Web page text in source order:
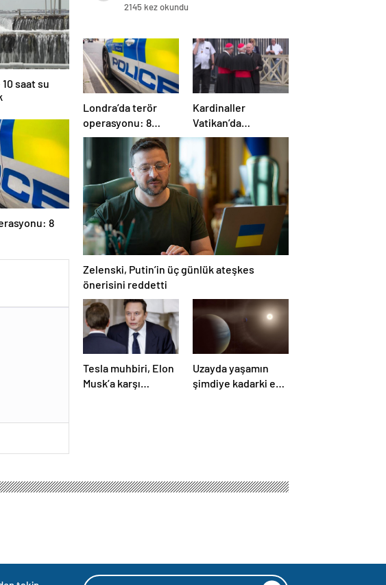
saat su
8
Azerbaycan’ın ayrılmaz bir
2145 kez okundu
Londra’da terör
operasyonu: 8
gözaltı
Kardinaller
Vatikan’da
toplanmaya başladı
Zelenski, Putin’in üç günlük ateşkes
önerisini reddetti
Tesla muhbiri, Elon
Musk’a karşı
Uzayda yaşamın
şimdiye kadarki en